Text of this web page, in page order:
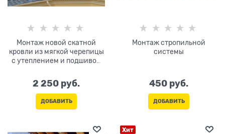
Монтаж новой скатной
кровли из мягкой черепицы
с утеплением и подшивом
2 250 руб.
ДОБАВИТЬ
Монтаж стропильной
системы
450 руб.
ДОБАВИТЬ
Хит